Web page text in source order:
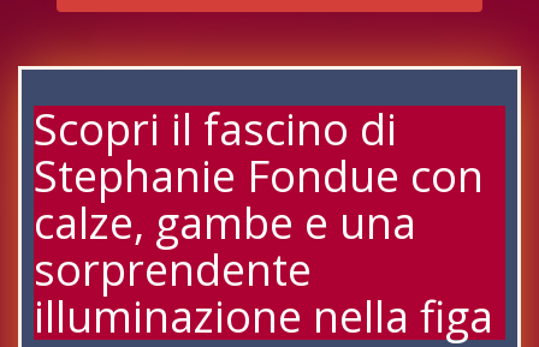
Scopri il fascino di
Stephanie Fondue con
calze, gambe e una
sorprendente
illuminazione nella figa